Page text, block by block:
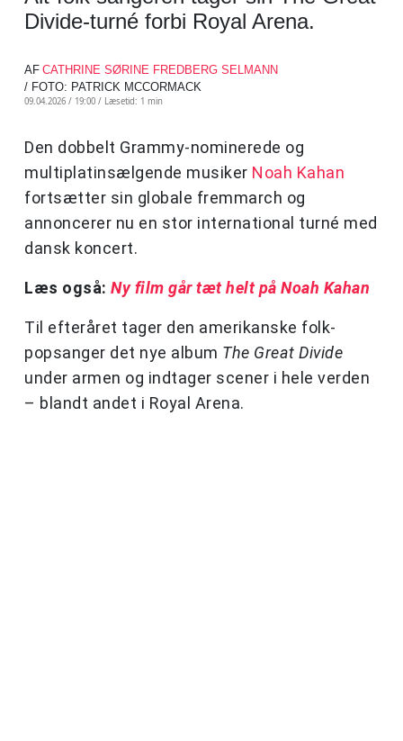
Divide-turné forbi Royal Arena.
AF CATHRINE SØRINE FREDBERG SELMANN
/ FOTO: PATRICK MCCORMACK
09.04.2026 / 19:00 / Læsetid: 1 min
Den dobbelt Grammy-nominerede og
multiplatinsælgende musiker Noah Kahan
fortsætter sin globale fremmarch og
annoncerer nu en stor international turné med
dansk koncert.
Læs også: Ny film går tæt helt på Noah Kahan
Til efteråret tager den amerikanske folk-
popsanger det nye album The Great Divide
under armen og indtager scener i hele verden
– blandt andet i Royal Arena.